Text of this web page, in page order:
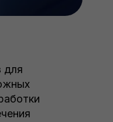
для